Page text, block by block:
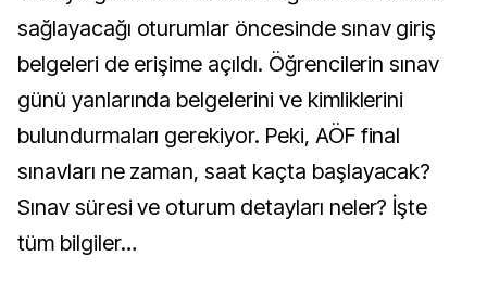
sağlayacağı oturumlar öncesinde sınav giriş
belgeleri de erişime açıldı. Öğrencilerin sınav
günü yanlarında belgelerini ve kimliklerini
bulundurmaları gerekiyor. Peki, AÖF final
sınavları ne zaman, saat kaçta başlayacak?
Sınav süresi ve oturum detayları neler? İşte
tüm bilgiler…